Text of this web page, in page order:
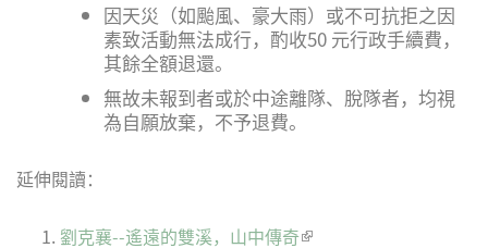
因天災（如颱風、豪大雨）或不可抗拒之因
素致活動無法成行，酌收50 元行政手續費，
其餘全額退還。
無故未報到者或於中途離隊、脫隊者，均視
為自願放棄，不予退費。
延伸閱讀：
劉克襄--遙遠的雙溪，山中傳奇(link is external)